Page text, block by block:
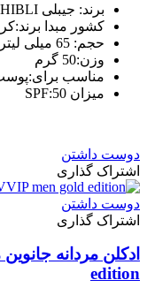
برند: جیبلی GHIBLI
کشور مبدا
حجم: 65 میلی لیتر
وزن:50 گرم
مناسب
میزان SPF:50
دوست داشتن
اشتراک گذاری
دوست داشتن
اشتراک گذاری
edition